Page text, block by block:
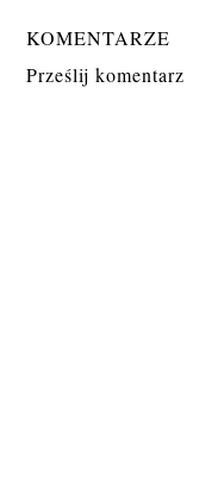
KOMENTARZE
Prześlij komentarz